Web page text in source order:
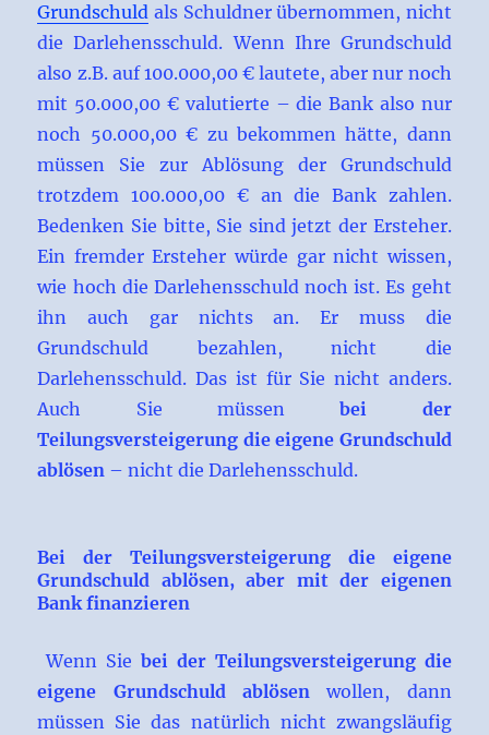
Grundschuld als Schuldner übernommen, nicht
die Darlehensschuld. Wenn Ihre Grundschuld
also z.B. auf 100.000,00 € lautete, aber nur noch
mit 50.000,00 € valutierte – die Bank also nur
noch 50.000,00 € zu bekommen hätte, dann
müssen Sie zur Ablösung der Grundschuld
trotzdem 100.000,00 € an die Bank zahlen.
Bedenken Sie bitte, Sie sind jetzt der Ersteher.
Ein fremder Ersteher würde gar nicht wissen,
wie hoch die Darlehensschuld noch ist. Es geht
ihn auch gar nichts an. Er muss die
Grundschuld bezahlen, nicht die
Darlehensschuld. Das ist für Sie nicht anders.
Auch Sie müssenbei der
Teilungsversteigerung die eigene Grundschuld
ablösen – nicht die Darlehensschuld.
Bei der Teilungsversteigerung die eigene
Grundschuld ablösen, aber mit der eigenen
Bank finanzieren
Wenn Siebei der Teilungsversteigerung die
eigene Grundschuld ablösen wollen, dann
müssen Sie das natürlich nicht zwangsläufig